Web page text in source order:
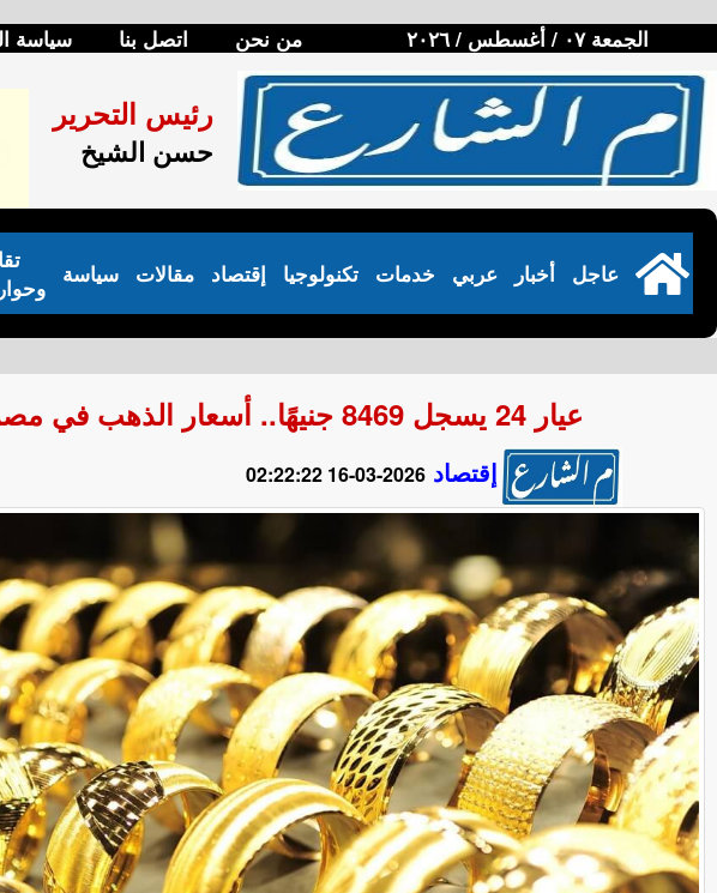
الجمعة ٠٧ / أغسطس / ٢٠٢٦ من نحن اتصل بنا سياسة
رئيس التحرير
حسن الشيخ
سياسة مقالات إقتصاد تكنولوجيا خدمات عربي أخبار عاجل
عيار 24 يسجل 8469 جنيهًا.. أسعار الذهب في مصر اليوم الإثنين 16 مارس 2026
إقتصاد 2026-03-16 02:22:22